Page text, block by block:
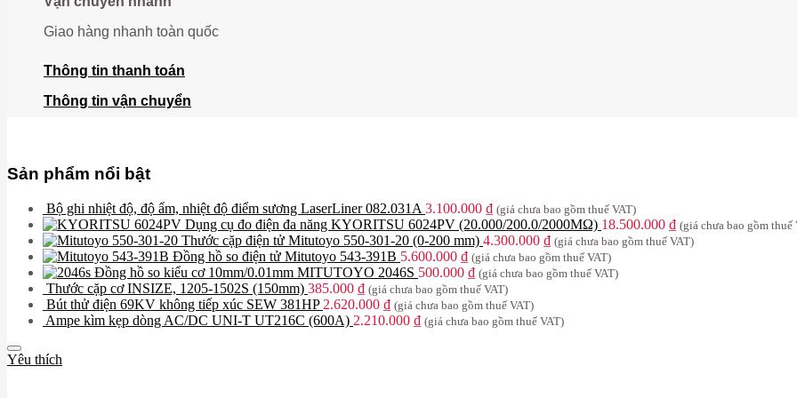
Giao hàng nhanh toàn quốc
Thông tin thanh toán
Thông tin vận chuyển
Sản phẩm nổi bật
Bộ ghi nhiệt độ, độ ẩm, nhiệt độ điểm sương LaserLiner 082.031A 3.100.000 ₫ (giá chưa bao gồm thuế VAT)
Dụng cụ đo điện đa năng KYORITSU 6024PV (20.000/200.0/2000MΩ) 18.500.000 ₫ (giá chưa bao gồm thuế
Thước cặp điện tử Mitutoyo 550-301-20 (0-200 mm) 4.300.000 ₫ (giá chưa bao gồm thuế VAT)
Đồng hồ so điện tử Mitutoyo 543-391B 5.600.000 ₫ (giá chưa bao gồm thuế VAT)
Đồng hồ so kiểu cơ 10mm/0.01mm MITUTOYO 2046S 500.000 ₫ (giá chưa bao gồm thuế VAT)
Thước cặp cơ INSIZE, 1205-1502S (150mm) 385.000 ₫ (giá chưa bao gồm thuế VAT)
Bút thử điện 69KV không tiếp xúc SEW 381HP 2.620.000 ₫ (giá chưa bao gồm thuế VAT)
Ampe kìm kẹp dòng AC/DC UNI-T UT216C (600A) 2.210.000 ₫ (giá chưa bao gồm thuế VAT)
Yêu thích